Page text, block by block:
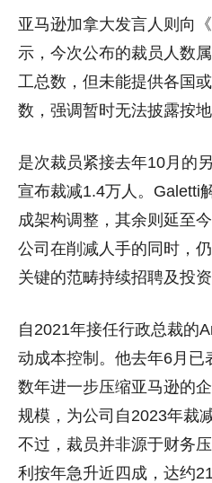
亚马逊加拿大发言人则向
示，今次公布的裁员人数
工总数，但未能提供各国
数，强调暂时无法披露按地
是次裁员紧接去年10月的
宣布裁减1.4万人。Galetti
成架构调整，其余则延至
公司在削减人手的同时，
关键的范畴持续招聘及投资
自2021年接任行政总裁的
动成本控制。他去年6月已
数年进一步压缩亚马逊的
规模，为公司自2023年裁
不过，裁员并非源于财务
利按年急升近四成，达约